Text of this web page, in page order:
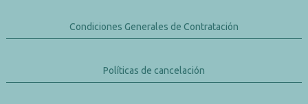
Condiciones Generales de Contratación
Políticas de cancelación